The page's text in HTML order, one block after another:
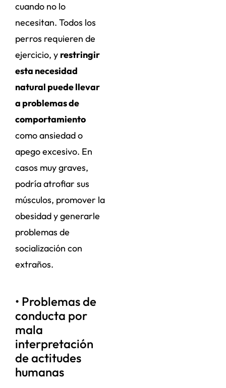
cuando no lo
necesitan. Todos los
perros requieren de
ejercicio, y restringir
esta necesidad
natural puede llevar
a problemas de
comportamiento
como ansiedad o
apego excesivo. En
casos muy graves,
podría atrofiar sus
músculos, promover la
obesidad y generarle
problemas de
socialización con
extraños.
• Problemas de
conducta por
mala
interpretación
de actitudes
humanas